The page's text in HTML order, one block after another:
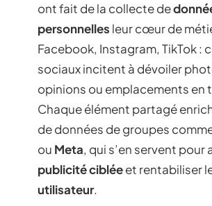
ont fait de la collecte de
personnelles leur cœur de
Facebook, Instagram, TikTok :
sociaux incitent à dévoiler
opinions ou emplacements en
Chaque élément partagé
de données de groupes
ou Meta, qui s’en servent pour
publicité cibléeet rentabiliser
utilisateur.